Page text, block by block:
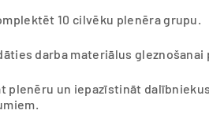
10 cilvēku plenēra grupu.
darba materiālus
plenēru un iepazīstināt